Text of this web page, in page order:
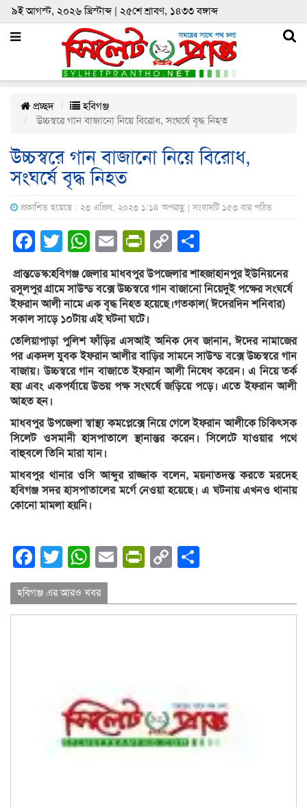
৯ই আগস্ট, ২০২৬ খ্রিস্টাব্দ | ২৫শে শ্রাবণ, ১৪৩৩ বঙ্গাব্দ
প্রচ্ছদ
হবিগঞ্জ
উচ্চস্বরে গান বাজানো নিয়ে বিরোধ, সংঘর্ষে বৃদ্ধ নিহত
উচ্চস্বরে গান বাজানো নিয়ে বিরোধ,
সংঘর্ষে বৃদ্ধ নিহত
প্রকাশিত হয়েছে : ২৩ এপ্রিল, ২০২৩ ১:১৪ অপরাহ্ণ | সংবাদটি ১৫৩ বার পঠিত
Facebook
Twitter
WhatsApp
EmailPrintFriendly
Copy
Link
প্রান্তডেস্ক:হবিগঞ্জ জেলার মাধবপুর উপজেলার শাহজাহানপুর ইউনিয়নের
রসুলপুর গ্রামে সাউন্ড বক্সে উচ্চস্বরে গান বাজানো নিয়েদুই পক্ষের সংঘর্ষে
ইফরান আলী নামে এক বৃদ্ধ নিহত হয়েছে।গতকাল( ঈদেরদিন শনিবার)
সকাল সাড়ে ১০টায় এই ঘটনা ঘটে।
তেলিয়াপাড়া পুলিশ ফাঁড়ির এসআই অনিক দেব জানান, ঈদের নামাজের
পর একদল যুবক ইফরান আলীর বাড়ির সামনে সাউন্ড বক্সে উচ্চস্বরে গান
বাজায়। উচ্চস্বরে গান বাজাতে ইফরান আলী নিষেধ করেন। এ নিয়ে তর্ক
হয় এবং একপর্যায়ে উভয় পক্ষ সংঘর্ষে জড়িয়ে পড়ে। এতে ইফরান আলী
আহত হন।
মাধবপুর উপজেলা স্বাস্থ্য কমপ্লেক্সে নিয়ে গেলে ইফরান আলীকে চিকিৎসক
সিলেট ওসমানী হাসপাতালে স্থানান্তর করেন। সিলেটে যাওয়ার পথে
বাহুবলে তিনি মারা যান।
মাধবপুর থানার ওসি আব্দুর রাজ্জাক বলেন, ময়নাতদন্ত করতে মরদেহ
হবিগঞ্জ সদর হাসপাতালের মর্গে নেওয়া হয়েছে। এ ঘটনায় এখনও থানায়
কোনো মামলা হয়নি।
Facebook
Twitter
WhatsApp
EmailPrintFriendly
Copy
হবিগঞ্জ এর আরও খবর